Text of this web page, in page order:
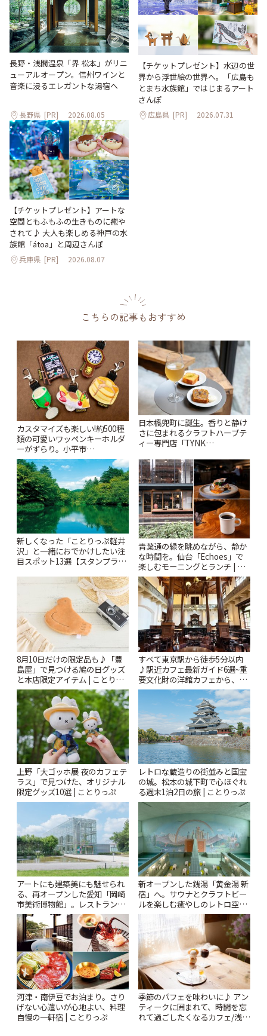
長野・浅間温泉「界 松本」がリニ
ューアルオープン。信州ワインと
音楽に浸るエレガントな湯宿へ
長野県 [PR] 2026.08.05
【チケットプレゼント】水辺の世
界から浮世絵の世界へ。「広島も
とまち水族館」ではじまるアート
さんぽ
広島県 [PR] 2026.07.31
【チケットプレゼント】アートな
空間ともふもふの生きものに癒や
されて♪ 大人も楽しめる神戸の水
族館「átoa」と周辺さんぽ
兵庫県 [PR] 2026.08.07
こちらの記事もおすすめ
カスタマイズも楽しい!約500種
類の可愛いワッペンキーホルダ
ーがずらり。小平市
「Kimamaya T&K」 | ことりっ
ぷ
日本橋兜町に誕生。香りと静け
さに包まれるクラフトハーブテ
ィー専門店「TYNK
新しくなった「ことりっぷ軽井
沢」と一緒におでかけしたい注
目スポット13選【スタンプラリ
青葉通の緑を眺めながら、静か
な時間を。仙台「Echoes」で
楽しむモーニングとランチ | こ
とりっぷ
8月10日だけの限定品も♪「豊
島屋」で見つける鳩の日グッズ
と本店限定アイテム | ことりっ
ぷ
すべて東京駅から徒歩5分以内
♪駅近カフェ最新ガイド6選~重
要文化財の洋館カフェから、改
札すぐのレトロ喫茶まで~ | こと
上野「大ゴッホ展 夜のカフェテ
ラス」で見つけた、オリジナル
限定グッズ10選 | ことりっぷ
レトロな蔵造りの街並みと国宝
の城。松本の城下町で心ほぐれ
る週末1泊2日の旅 | ことりっぷ
アートにも建築美にも魅せられ
る、再オープンした愛知「岡崎
市美術博物館」。レストランや
ショップも充実 | ことりっぷ
新オープンした銭湯「黄金湯 新
宿」へ。サウナとクラフトビー
ルを楽しむ癒やしのレトロ空間
| ことりっぷ
河津・南伊豆でお泊まり。さり
げない心遣いが心地よい、料理
自慢の一軒宿 | ことりっぷ
季節のパフェを味わいに♪ アン
ティークに囲まれて、時間を忘
れて過ごしたくなるカフェ/浅草